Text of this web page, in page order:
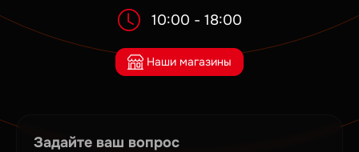
10:00 - 18:00
Наши магазины
Задайте ваш вопрос